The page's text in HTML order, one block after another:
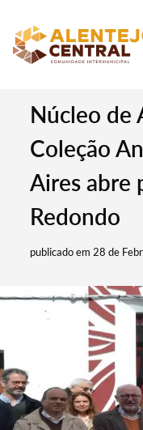
Núcleo de
Coleção
Aires abre
Redondo
publicado em 28 de